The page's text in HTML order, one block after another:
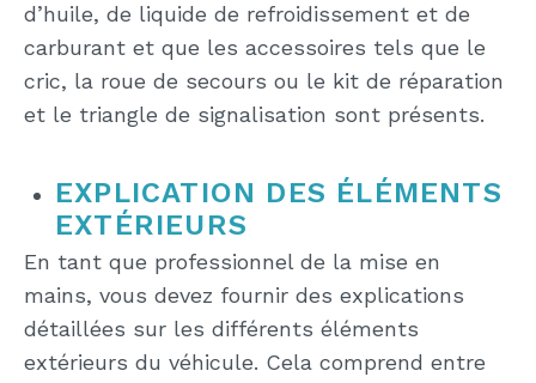
d’huile, de liquide de refroidissement et de
carburant et que les accessoires tels que le
cric, la roue de secours ou le kit de réparation
et le triangle de signalisation sont présents.
EXPLICATION DES ÉLÉMENTS
EXTÉRIEURS
En tant que professionnel de la mise en
mains, vous devez fournir des explications
détaillées sur les différents éléments
extérieurs du véhicule. Cela comprend entre